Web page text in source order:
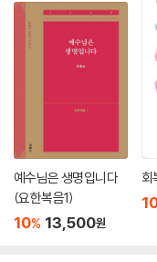
예수님은 생명입니다
(요한복음1)
10% 13,500원
회